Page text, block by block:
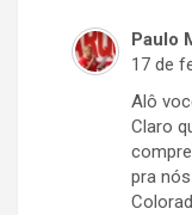
Paulo
17 de
Alô
Claro
pra